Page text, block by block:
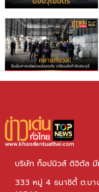
บริษัท ท็อปนิวส์ ดิจิตัล มี
333 หมู่ 4 ธนาซิตี้ ต.บา